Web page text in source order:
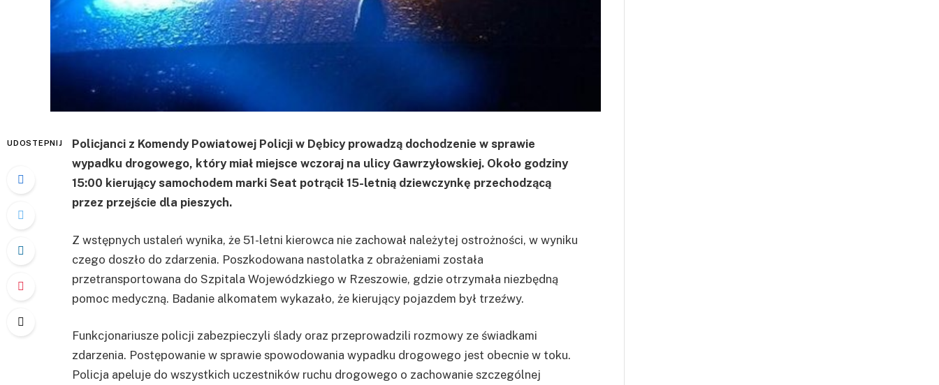
UDOSTEPNIJ
Policjanci z Komendy Powiatowej Policji w Dębicy prowadzą dochodzenie w sprawie
wypadku drogowego, który miał miejsce wczoraj na ulicy Gawrzyłowskiej. Około godziny
15:00 kierujący samochodem marki Seat potrącił 15-letnią dziewczynkę przechodzącą
przez przejście dla pieszych.
Z wstępnych ustaleń wynika, że 51-letni kierowca nie zachował należytej ostrożności, w wyniku
czego doszło do zdarzenia. Poszkodowana nastolatka z obrażeniami została
przetransportowana do Szpitala Wojewódzkiego w Rzeszowie, gdzie otrzymała niezbędną
pomoc medyczną. Badanie alkomatem wykazało, że kierujący pojazdem był trzeźwy.
Funkcjonariusze policji zabezpieczyli ślady oraz przeprowadzili rozmowy ze świadkami
zdarzenia. Postępowanie w sprawie spowodowania wypadku drogowego jest obecnie w toku.
Policja apeluje do wszystkich uczestników ruchu drogowego o zachowanie szczególnej